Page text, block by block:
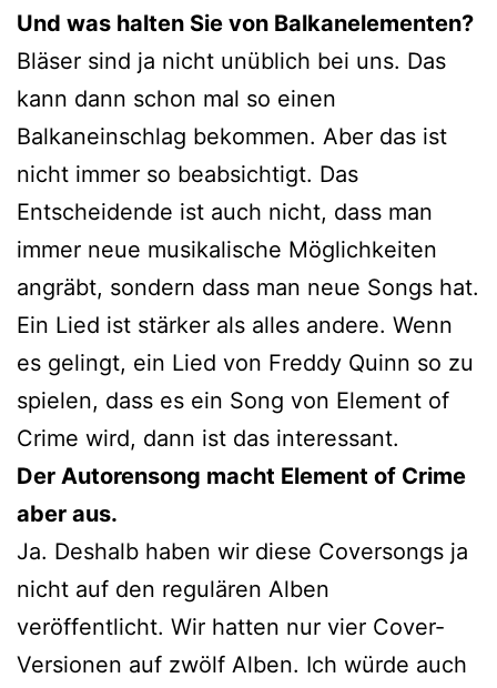
Und was halten Sie von Balkanelementen?
Bläser sind ja nicht unüblich bei uns. Das
kann dann schon mal so einen
Balkaneinschlag bekommen. Aber das ist
nicht immer so beabsichtigt. Das
Entscheidende ist auch nicht, dass man
immer neue musikalische Möglichkeiten
angräbt, sondern dass man neue Songs hat.
Ein Lied ist stärker als alles andere. Wenn
es gelingt, ein Lied von Freddy Quinn so zu
spielen, dass es ein Song von Element of
Crime wird, dann ist das interessant.
Der Autorensong macht Element of Crime
aber aus.
Ja. Deshalb haben wir diese Coversongs ja
nicht auf den regulären Alben
veröffentlicht. Wir hatten nur vier Cover-
Versionen auf zwölf Alben. Ich würde auch